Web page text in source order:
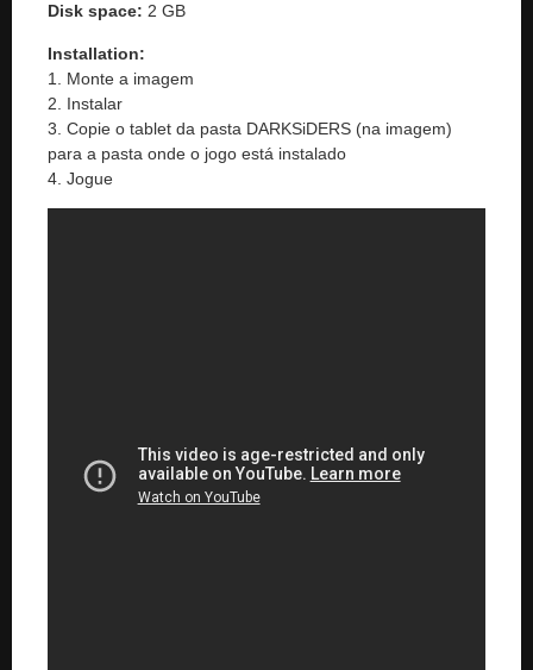
Disk space: 2 GB
Installation:
1. Monte a imagem
2. Instalar
3. Copie o tablet da pasta DARKSiDERS (na imagem)
para a pasta onde o jogo está instalado
4. Jogue